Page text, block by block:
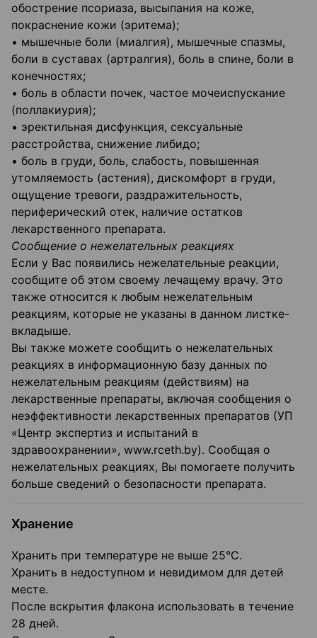
обострение псориаза, высыпания на коже,
покраснение кожи (эритема);
• мышечные боли (миалгия), мышечные спазмы,
боли в суставах (артралгия), боль в спине, боли в
конечностях;
• боль в области почек, частое мочеиспускание
(поллакиурия);
• эректильная дисфункция, сексуальные
расстройства, снижение либидо;
• боль в груди, боль, слабость, повышенная
утомляемость (астения), дискомфорт в груди,
ощущение тревоги, раздражительность,
периферический отек, наличие остатков
лекарственного препарата.
Сообщение о нежелательных реакциях
Если у Вас появились нежелательные реакции,
сообщите об этом своему лечащему врачу. Это
также относится к любым нежелательным
реакциям, которые не указаны в данном листке-
вкладыше.
Вы также можете сообщить о нежелательных
реакциях в информационную базу данных по
нежелательным реакциям (действиям) на
лекарственные препараты, включая сообщения о
неэффективности лекарственных препаратов (УП
«Центр экспертиз и испытаний в
здравоохранении», www.rceth.by). Сообщая о
нежелательных реакциях, Вы помогаете получить
больше сведений о безопасности препарата.
Хранение
Хранить при температуре не выше 25°C.
Хранить в недоступном и невидимом для детей
месте.
После вскрытия флакона использовать в течение
28 дней.